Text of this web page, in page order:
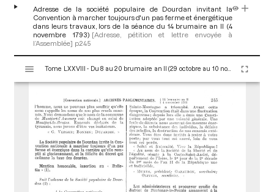
Adresse de la société populaire de Dourdan invitant la
Convention à marcher toujours d'un pas ferme et énergétique
dans leurs travaux, lors de la séance du 14 brumaire an II (4
novembre 1793) [Adresse, pétition et lettre envoyée à
l’Assemblée] p.245
s